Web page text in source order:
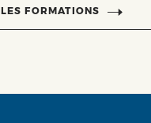
LES FORMATIONS